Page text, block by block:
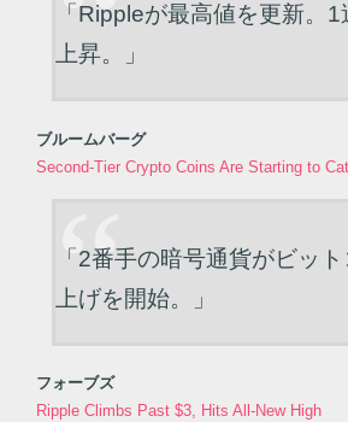
「Rippleが最高値を更新。
上昇。」
ブルームバーグ
Second-Tier Crypto Coins Are Starting to
「2番手の暗号通貨がビッ
上げを開始。」
フォーブズ
Ripple Climbs Past $3, Hits All-New High